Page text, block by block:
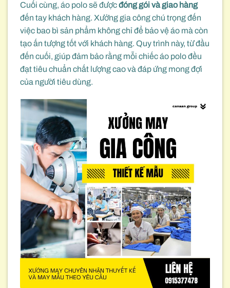
Cuối cùng, áo polo sẽ đượcđóng gói và giao hàng
đến tay khách hàng. Xưởng gia công chú trọng đến
việc bao bì sản phẩm không chỉ để bảo vệ áo mà còn
tạo ấn tượng tốt với khách hàng. Quy trình này, từ đầu
đến cuối, giúp đảm bảo rằng mỗi chiếc áo polo đều
đạt tiêu chuẩn chất lượng cao và đáp ứng mong đợi
của người tiêu dùng.